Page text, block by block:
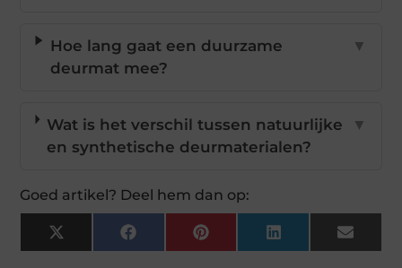
Hoe lang gaat een duurzame
deurmat mee?
▼
Wat is het verschil tussen natuurlijke
en synthetische deurmaterialen?
▼
Goed artikel? Deel hem dan op:
X
(Twitter)
FacebookPinterestLinkedInEmail